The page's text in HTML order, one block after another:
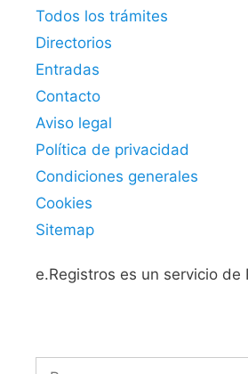
Todos los trámites
Directorios
Entradas
Contacto
Aviso legal
Política de privacidad
Condiciones generales
Cookies
Sitemap
e.Registros es un servicio de
Buscar: